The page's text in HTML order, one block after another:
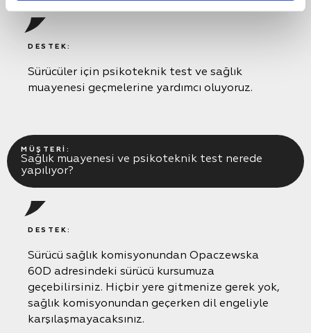
DESTEK:
Sürücüler için psikoteknik test ve sağlık
muayenesi geçmelerine yardımcı oluyoruz.
MÜŞTERI:
Sağlık muayenesi ve psikoteknik test nerede
yapılıyor?
DESTEK:
Sürücü sağlık komisyonundan Opaczewska
60D adresindeki sürücü kursumuza
geçebilirsiniz. Hiçbir yere gitmenize gerek yok,
sağlık komisyonundan geçerken dil engeliyle
karşılaşmayacaksınız.